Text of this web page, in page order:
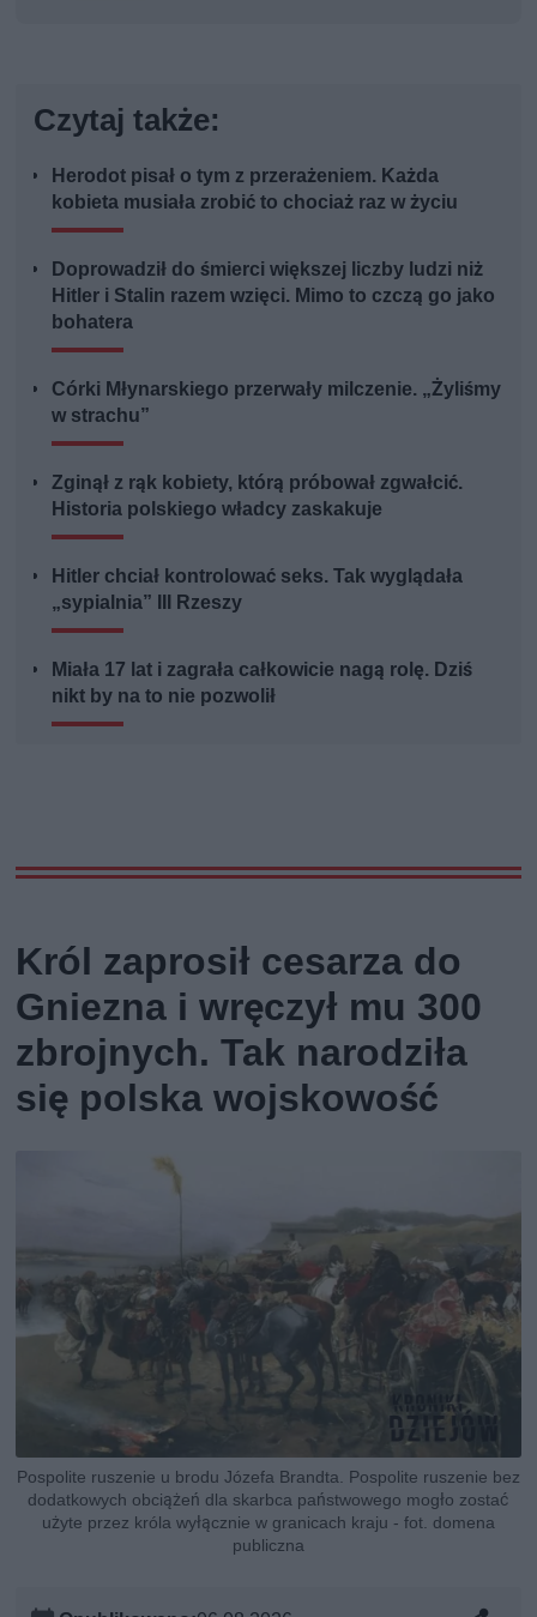
Czytaj także:
Herodot pisał o tym z przerażeniem. Każda
kobieta musiała zrobić to chociaż raz w życiu
Doprowadził do śmierci większej liczby ludzi niż
Hitler i Stalin razem wzięci. Mimo to czczą go jako
bohatera
Córki Młynarskiego przerwały milczenie. „Żyliśmy
w strachu”
Zginął z rąk kobiety, którą próbował zgwałcić.
Historia polskiego władcy zaskakuje
Hitler chciał kontrolować seks. Tak wyglądała
„sypialnia” III Rzeszy
Miała 17 lat i zagrała całkowicie nagą rolę. Dziś
nikt by na to nie pozwolił
Król zaprosił cesarza do
Gniezna i wręczył mu 300
zbrojnych. Tak narodziła
się polska wojskowość
Pospolite ruszenie u brodu Józefa Brandta. Pospolite ruszenie bez
dodatkowych obciążeń dla skarbca państwowego mogło zostać
użyte przez króla wyłącznie w granicach kraju - fot. domena
publiczna